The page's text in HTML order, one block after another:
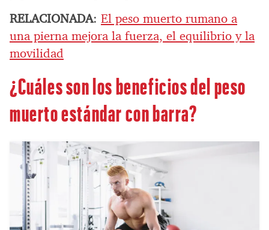
RELACIONADA: El peso muerto rumano a
una pierna mejora la fuerza, el equilibrio y la
movilidad
¿Cuáles son los beneficios del peso
muerto estándar con barra?